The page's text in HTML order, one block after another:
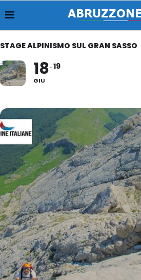
STAGE ALPINISMO SUL GRAN SASSO
18
GIU
19